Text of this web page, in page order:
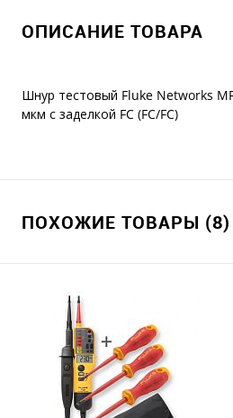
ОПИСАНИЕ ТОВАРА
Шнур тестовый Fluke Networks
мкм с заделкой FC (FC/FC)
ПОХОЖИЕ ТОВАРЫ (8)